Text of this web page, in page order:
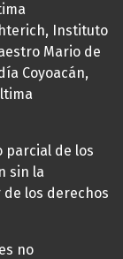
Instituto
Mario de
Coyoacán,
parcial de los
sin la
los derechos
no